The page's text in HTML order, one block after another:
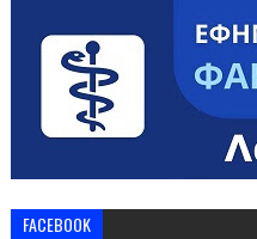
FACEBOOK